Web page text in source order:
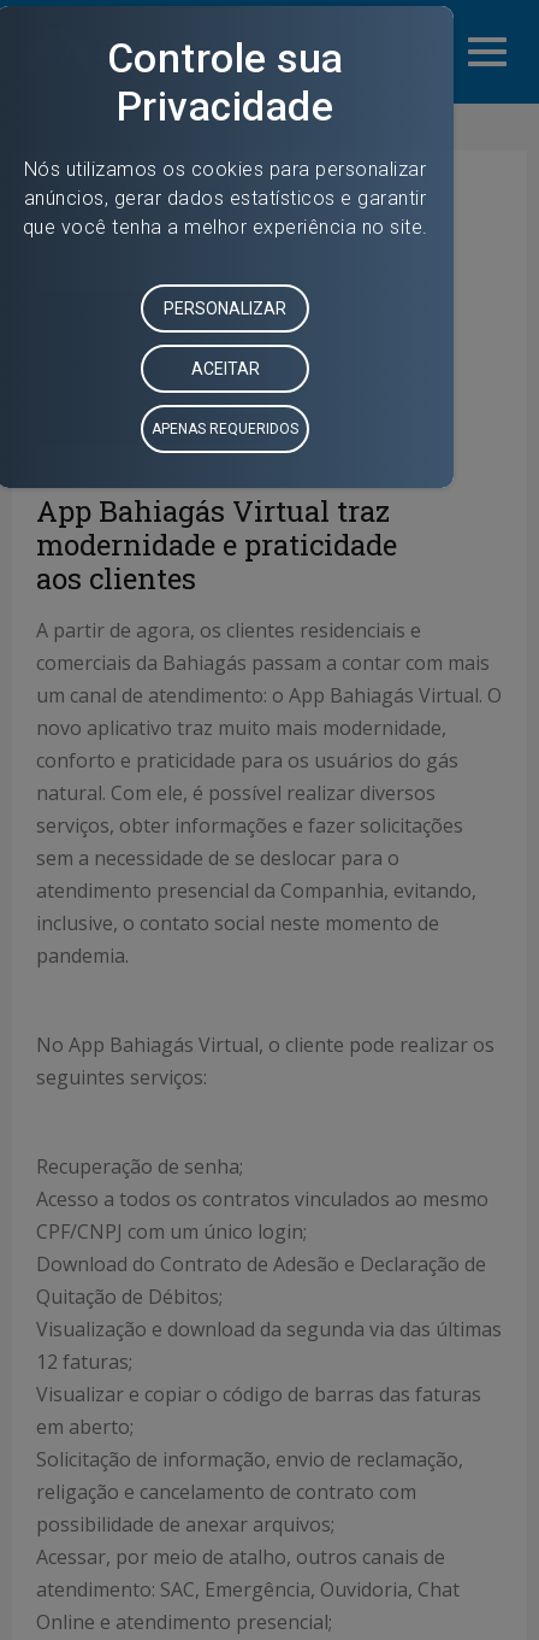
Residencial
App Bahiagás Virtual traz
modernidade e praticidade
aos clientes
A partir de agora, os clientes residenciais e
comerciais da Bahiagás passam a contar com mais
um canal de atendimento: o App Bahiagás Virtual. O
novo aplicativo traz muito mais modernidade,
conforto e praticidade para os usuários do gás
natural. Com ele, é possível realizar diversos
serviços, obter informações e fazer solicitações
sem a necessidade de se deslocar para o
atendimento presencial da Companhia, evitando,
inclusive, o contato social neste momento de
pandemia.
No App Bahiagás Virtual, o cliente pode realizar os
seguintes serviços:
Recuperação de senha;
Acesso a todos os contratos vinculados ao mesmo
CPF/CNPJ com um único login;
Download do Contrato de Adesão e Declaração de
Quitação de Débitos;
Visualização e download da segunda via das últimas
12 faturas;
Visualizar e copiar o código de barras das faturas
em aberto;
Solicitação de informação, envio de reclamação,
religação e cancelamento de contrato com
possibilidade de anexar arquivos;
Acessar, por meio de atalho, outros canais de
atendimento: SAC, Emergência, Ouvidoria, Chat
Online e atendimento presencial;